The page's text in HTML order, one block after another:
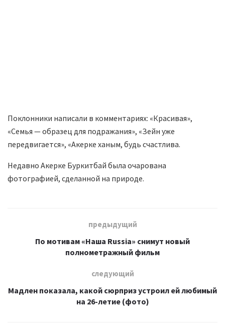
Поклонники написали в комментариях: «Красивая»,
«Семья — образец для подражания», «Зейн уже
передвигается», «Акерке ханым, будь счастлива.
Недавно Акерке Буркитбай была очарована
фотографией, сделанной на природе.
предыдущий
По мотивам «Наша Russia» снимут новый
полнометражный фильм
следующий
Мадлен показала, какой сюрприз устроил ей любимый
на 26-летие (фото)